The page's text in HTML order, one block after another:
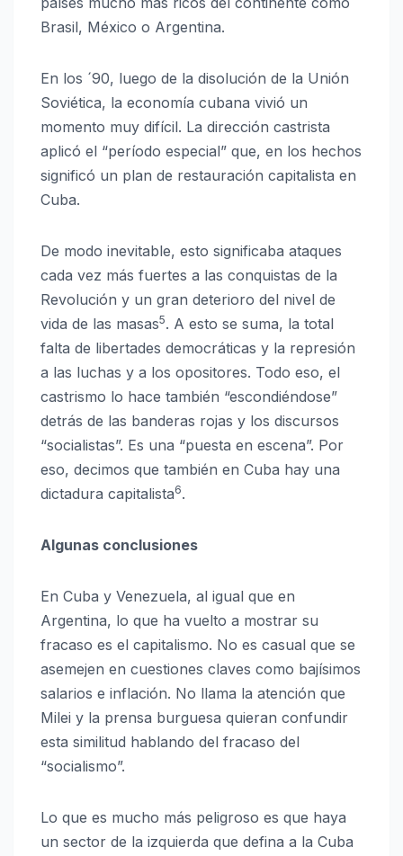
Brasil, México o Argentina.
En los ´90, luego de la disolución de la Unión
Soviética, la economía cubana vivió un
momento muy difícil. La dirección castrista
aplicó el “período especial” que, en los hechos
significó un plan de restauración capitalista en
Cuba.
De modo inevitable, esto significaba ataques
cada vez más fuertes a las conquistas de la
Revolución y un gran deterioro del nivel de
vida de las masas5. A esto se suma, la total
falta de libertades democráticas y la represión
a las luchas y a los opositores. Todo eso, el
castrismo lo hace también “escondiéndose”
detrás de las banderas rojas y los discursos
“socialistas”. Es una “puesta en escena”. Por
eso, decimos que también en Cuba hay una
dictadura capitalista6.
Algunas conclusiones
En Cuba y Venezuela, al igual que en
Argentina, lo que ha vuelto a mostrar su
fracaso es el capitalismo. No es casual que se
asemejen en cuestiones claves como bajísimos
salarios e inflación. No llama la atención que
Milei y la prensa burguesa quieran confundir
esta similitud hablando del fracaso del
“socialismo”.
Lo que es mucho más peligroso es que haya
un sector de la izquierda que defina a la Cuba